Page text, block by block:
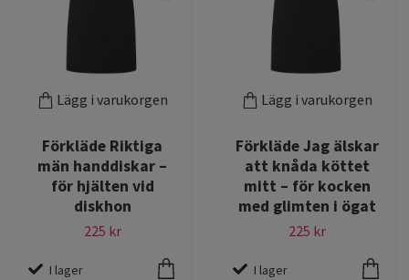
Lägg i varukorgen
Förkläde Riktiga
män handdiskar –
för hjälten vid
diskhon
225 kr
I lager
Lägg i varukorgen
Förkläde Jag älskar
att knåda köttet
mitt – för kocken
med glimten i ögat
225 kr
I lager